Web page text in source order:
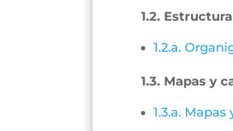
1.2.
1.2.a.
1.3. Mapas y
1.3.a.